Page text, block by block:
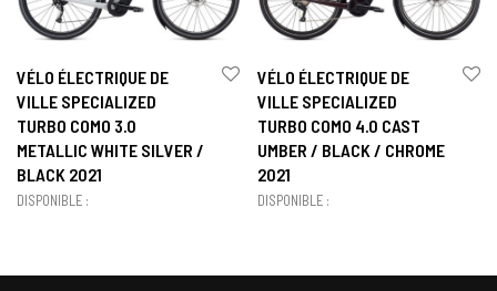
VÉLO ÉLECTRIQUE DE
VILLE SPECIALIZED
TURBO COMO 3.0
METALLIC WHITE SILVER /
BLACK 2021
DISPONIBLE :
VÉLO ÉLECTRIQUE DE
VILLE SPECIALIZED
TURBO COMO 4.0 CAST
UMBER / BLACK / CHROME
2021
DISPONIBLE :